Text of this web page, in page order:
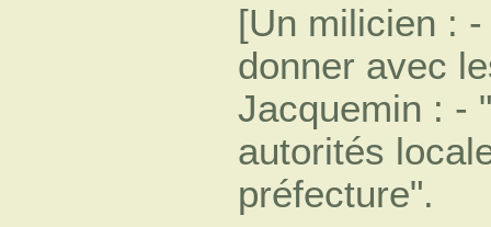
[Un milicien :
donner avec
Jacquemin : -
autorités
préfecture".